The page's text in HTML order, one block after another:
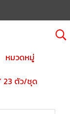
หมวดหมู่
23 ตัว/ชุด